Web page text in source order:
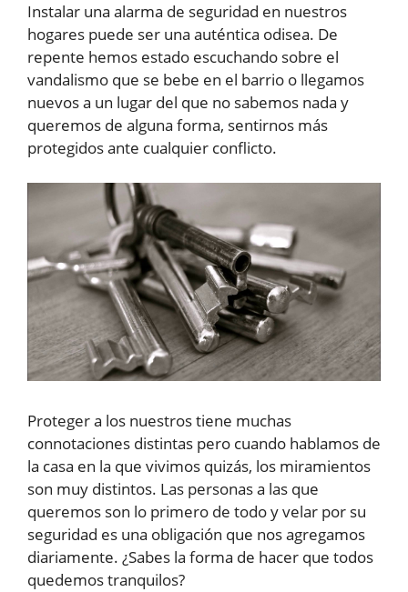
Instalar una alarma de seguridad en nuestros
hogares puede ser una auténtica odisea. De
repente hemos estado escuchando sobre el
vandalismo que se bebe en el barrio o llegamos
nuevos a un lugar del que no sabemos nada y
queremos de alguna forma, sentirnos más
protegidos ante cualquier conflicto.
Proteger a los nuestros tiene muchas
connotaciones distintas pero cuando hablamos de
la casa en la que vivimos quizás, los miramientos
son muy distintos. Las personas a las que
queremos son lo primero de todo y velar por su
seguridad es una obligación que nos agregamos
diariamente. ¿Sabes la forma de hacer que todos
quedemos tranquilos?